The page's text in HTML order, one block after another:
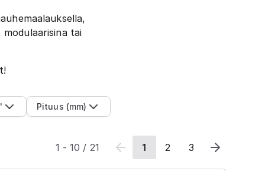
tai
Pituus (mm)
1 -10 / 21 1 2 3